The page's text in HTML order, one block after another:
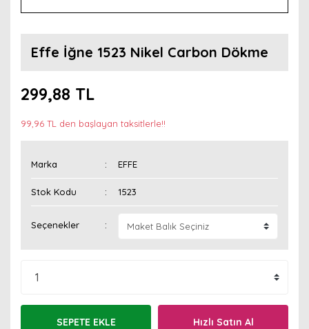
Effe İğne 1523 Nikel Carbon Dökme
299,88 TL
99,96 TL den başlayan taksitlerle!!
Marka EFFE
Stok Kodu 1523
Seçenekler
SEPETE EKLE Hızlı Satın Al